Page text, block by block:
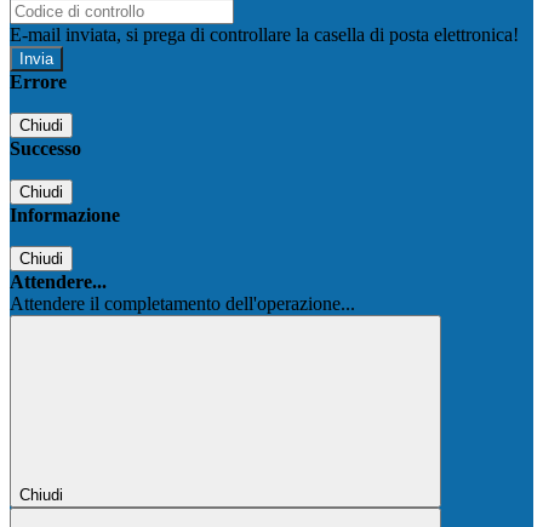
E-mail inviata, si prega di controllare la casella di posta elettronica!
Errore
Chiudi
Successo
Chiudi
Informazione
Chiudi
Attendere...
Attendere il completamento dell'operazione...
Chiudi